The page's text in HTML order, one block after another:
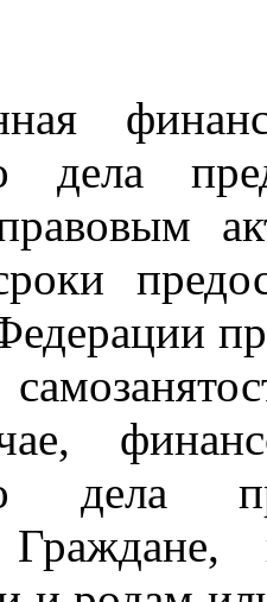
дела
дела